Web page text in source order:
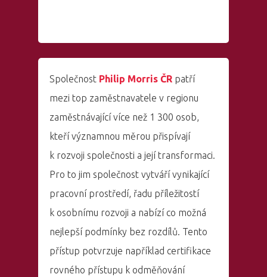
Společnost Philip Morris ČR patří
mezi top zaměstnavatele v regionu
zaměstnávající více než 1 300 osob,
kteří významnou měrou přispívají
k rozvoji společnosti a její transformaci.
Pro to jim společnost vytváří vynikající
pracovní prostředí, řadu příležitostí
k osobnímu rozvoji a nabízí co možná
nejlepší podmínky bez rozdílů. Tento
přístup potvrzuje například certifikace
rovného přístupu k odměňování